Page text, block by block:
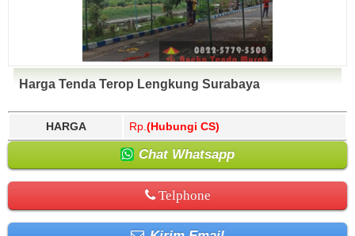
Harga Tenda Terop Lengkung Surabaya
HARGA Rp. (Hubungi CS)
Chat Whatsapp
Telphone